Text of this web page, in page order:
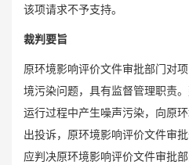
该项请求不予支持。
裁判要旨
原环境影响评价文件审批部门对
境污染问题，具有监督管理职责
运行过程中产生噪声污染，向原
出投诉，原环境影响评价文件审
应判决原环境影响评价文件审批